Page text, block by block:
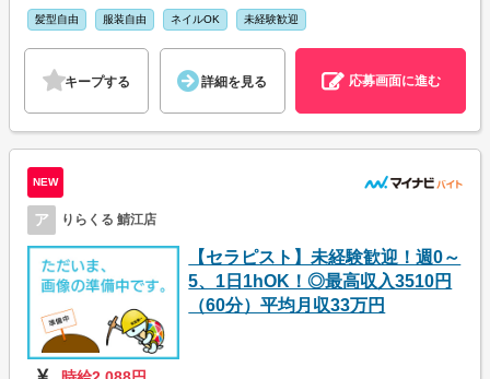
髪型自由 服装自由 ネイルOK 未経験歓迎
キープする 詳細を見る 応募画面に進む
NEW
ア りらくる 鯖江店
【セラピスト】未経験歓迎！週0～
5、1日1hOK！◎最高収入3510円
（60分）平均月収33万円